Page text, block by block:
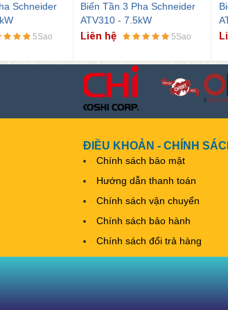
Schneider
5Sao
Biến Tần 3 Pha Schneider
ATV310 - 11kW
Liên hệ 5Sao
ĐIỀU KHOẢN - CHÍNH
Chính sách bảo mật
Hướng dẫn thanh toán
Chính sách vận chuyển
Chính sách bảo hành
Chính sách đổi trả hàng